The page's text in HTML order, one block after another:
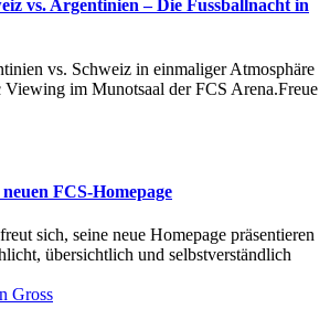
vs. Argentinien – Die Fussballnacht in
vs. Schweiz in einmaliger Atmosphäre
im Munotsaal der FCS Arena.Freue
FCS-Homepage
sich, seine neue Homepage präsentieren
übersichtlich und selbstverständlich